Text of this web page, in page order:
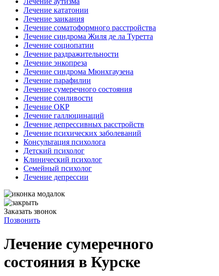
Лечение кататонии
Лечение заикания
Лечение соматоформного расстройства
Лечение синдрома Жиля де ла Туретта
Лечение социопатии
Лечение раздражительности
Лечение энкопреза
Лечение синдрома Мюнхгаузена
Лечение парафилии
Лечение сумеречного состояния
Лечение сонливости
Лечение ОКР
Лечение галлюцинаций
Лечение депрессивных расстройств
Лечение психических заболеваний
Консультация психолога
Детский психолог
Клинический психолог
Семейный психолог
Лечение депрессии
Заказать звонок
Позвонить
Лечение сумеречного
состояния в Курске